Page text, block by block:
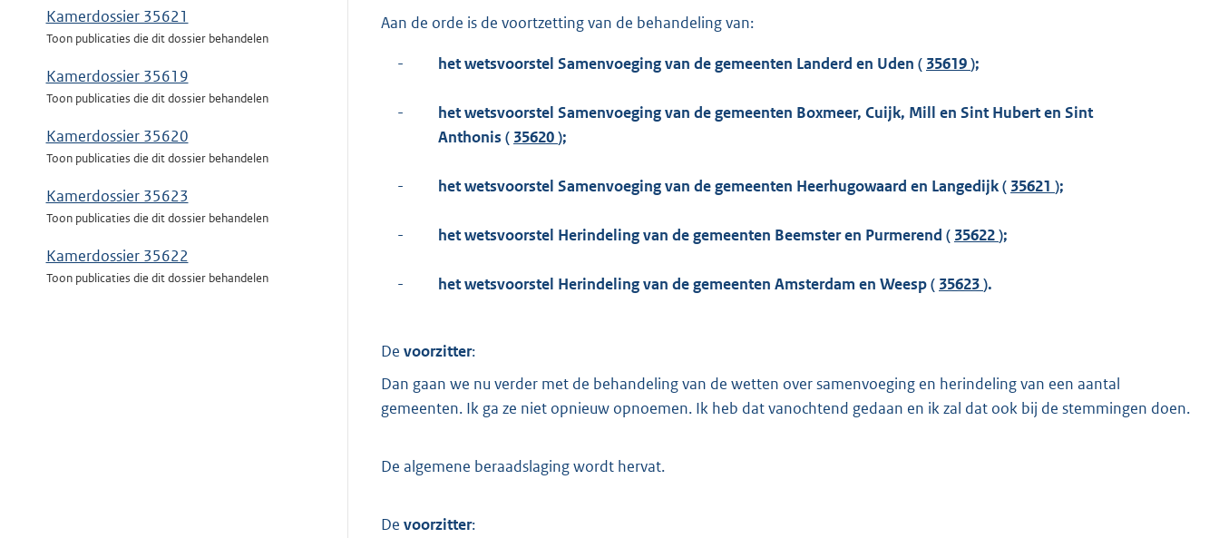
Kamerdossier 35621
Toon publicaties die dit dossier behandelen
Kamerdossier 35619
Toon publicaties die dit dossier behandelen
Kamerdossier 35620
Toon publicaties die dit dossier behandelen
Kamerdossier 35623
Toon publicaties die dit dossier behandelen
Kamerdossier 35622
Toon publicaties die dit dossier behandelen
s
r
o
e
4
1
Aan de orde is de voortzetting van de behandeling van:
- het wetsvoorstel Samenvoeging van de gemeenten Landerd en Uden ( 35619);
-
het wetsvoorstel Samenvoeging van de gemeenten Boxmeer, Cuijk, Mill en Sint Hubert en Sint
Anthonis ( 35620);
- het wetsvoorstel Samenvoeging van de gemeenten Heerhugowaard en Langedijk ( 35621 );
- het wetsvoorstel Herindeling van de gemeenten Beemster en Purmerend ( 35622);
- het wetsvoorstel Herindeling van de gemeenten Amsterdam en Weesp ( 35623).
De voorzitter:
Dan gaan we nu verder met de behandeling van de wetten over samenvoeging en herindeling van een aantal
gemeenten. Ik ga ze niet opnieuw opnoemen. Ik heb dat vanochtend gedaan en ik zal dat ook bij de stemmingen doen.
De algemene beraadslaging wordt hervat.
De voorzitter: